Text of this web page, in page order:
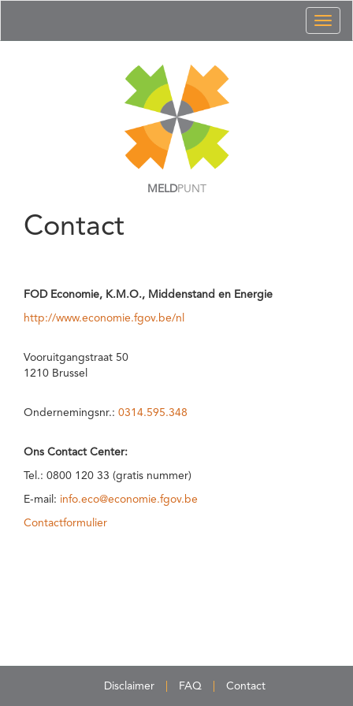
MELDPUNT
Contact
FOD Economie, K.M.O., Middenstand en Energie
http://www.economie.fgov.be/nl
Vooruitgangstraat 50
1210 Brussel
Ondernemingsnr.: 0314.595.348
Ons Contact Center:
Tel.: 0800 120 33 (gratis nummer)
E-mail: info.eco@economie.fgov.be
Contactformulier
Disclaimer FAQ Contact